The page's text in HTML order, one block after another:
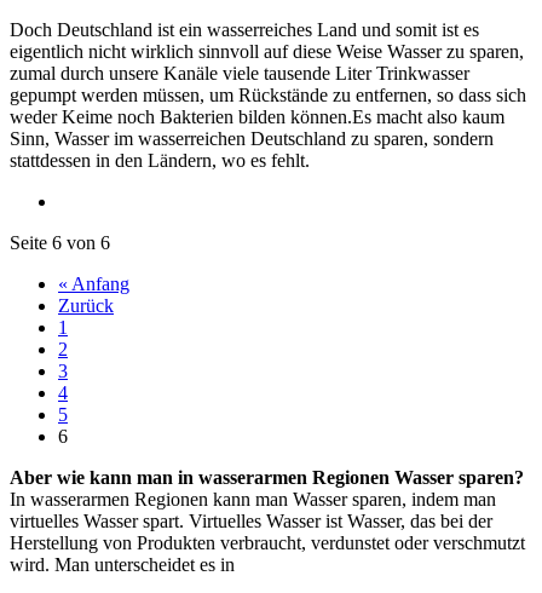
Doch Deutschland ist ein wasserreiches Land und somit ist es
eigentlich nicht wirklich sinnvoll auf diese Weise Wasser zu sparen,
zumal durch unsere Kanäle viele tausende Liter Trinkwasser
gepumpt werden müssen, um Rückstände zu entfernen, so dass sich
weder Keime noch Bakterien bilden können.Es macht also kaum
Sinn, Wasser im wasserreichen Deutschland zu sparen, sondern
stattdessen in den Ländern, wo es fehlt.
Seite 6 von 6
« Anfang
Zurück
1
2
3
4
5
6
Aber wie kann man in wasserarmen Regionen Wasser sparen?
In wasserarmen Regionen kann man Wasser sparen, indem man
virtuelles Wasser spart. Virtuelles Wasser ist Wasser, das bei der
Herstellung von Produkten verbraucht, verdunstet oder verschmutzt
wird. Man unterscheidet es in